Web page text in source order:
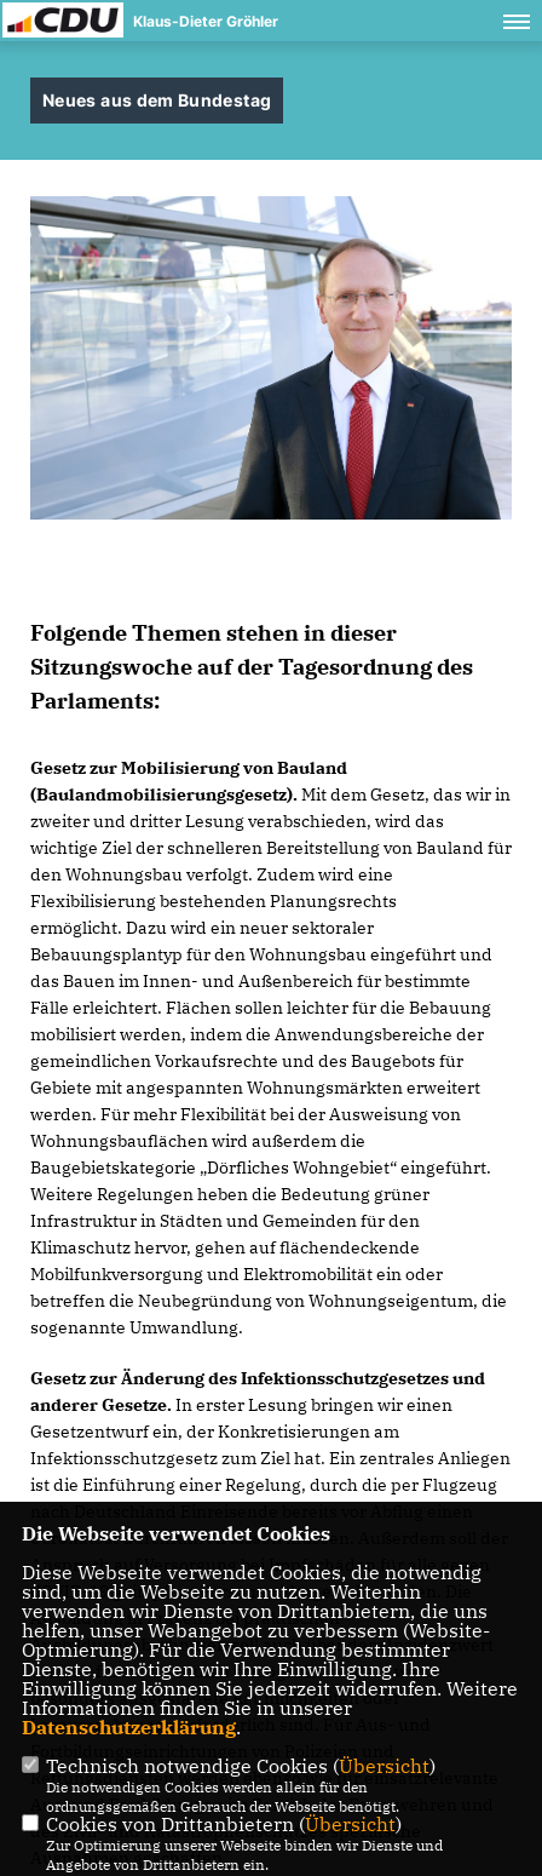
Klaus-Dieter Gröhler
Neues aus dem Bundestag
Folgende Themen stehen in dieser
Sitzungswoche auf der Tagesordnung des
Parlaments:
Gesetz zur Mobilisierung von Bauland
(Baulandmobilisierungsgesetz). Mit dem Gesetz, das wir in
zweiter und dritter Lesung verabschieden, wird das
wichtige Ziel der schnelleren Bereitstellung von Bauland für
den Wohnungsbau verfolgt. Zudem wird eine
Flexibilisierung bestehenden Planungsrechts
ermöglicht. Dazu wird ein neuer sektoraler
Bebauungsplantyp für den Wohnungsbau eingeführt und
das Bauen im Innen- und Außenbereich für bestimmte
Fälle erleichtert. Flächen sollen leichter für die Bebauung
mobilisiert werden, indem die Anwendungsbereiche der
gemeindlichen Vorkaufsrechte und des Baugebots für
Gebiete mit angespannten Wohnungsmärkten erweitert
werden. Für mehr Flexibilität bei der Ausweisung von
Wohnungsbauflächen wird außerdem die
Baugebietskategorie „Dörfliches Wohngebiet“ eingeführt.
Weitere Regelungen heben die Bedeutung grüner
Infrastruktur in Städten und Gemeinden für den
Klimaschutz hervor, gehen auf flächendeckende
Mobilfunkversorgung und Elektromobilität ein oder
betreffen die Neubegründung von Wohnungseigentum, die
sogenannte Umwandlung.
Gesetz zur Änderung des Infektionsschutzgesetzes und
anderer Gesetze. In erster Lesung bringen wir einen
Gesetzentwurf ein, der Konkretisierungen am
Infektionsschutzgesetz zum Ziel hat. Ein zentrales Anliegen
ist die Einführung einer Regelung, durch die per Flugzeug
Coronatest durchführen lassen müssen. Außerdem soll der
Anspruch auf Versorgung bei Impfschäden für alle gegen
COVID-19 geimpften Personen klargestellt werden. Die
Ausbildung in Präsenz bei praktischen
Ausbildungsabschnitten soll auch über dem Inzidenzwert
von 165 für Hochschulen ermöglicht werden, wenn
besonders ausgestattete Räumlichkeiten oder
Lernumgebungen erforderlich sind. Für Aus- und
Fortbildungseinrichtungen von Polizeien und
Rettungsdiensten werden ebenso wie für einsatzrelevante
Aus- und Fortbildungen im Bereich der Feuerwehren und
des Zivil- und Katastrophenschutzes spezifische
Ausnahmen geschaffen.
Die Webseite verwendet Cookies
Diese Webseite verwendet Cookies, die notwendig
sind, um die Webseite zu nutzen. Weiterhin
verwenden wir Dienste von Drittanbietern, die uns
helfen, unser Webangebot zu verbessern (Website-
Optmierung). Für die Verwendung bestimmter
Dienste, benötigen wir Ihre Einwilligung. Ihre
Einwilligung können Sie jederzeit widerrufen. Weitere
Informationen finden Sie in unserer
Datenschutzerklärung.
Technisch notwendige Cookies (Übersicht)
Die notwendigen Cookies werden allein für den
ordnungsgemäßen Gebrauch der Webseite benötigt.
Cookies von Drittanbietern (Übersicht)
Zur Optimierung unserer Webseite binden wir Dienste und
Angebote von Drittanbietern ein.